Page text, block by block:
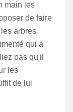
main les
de faire
arbres
qui a
pas qu'il
les
de lui